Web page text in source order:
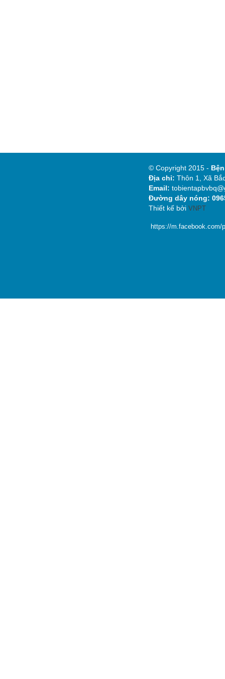
© Copyright 2015 -
Địa chỉ: Thôn 1, Xã
Email:
Đường dây nóng:
Thiết kế bởi VNPT
https://m.facebook.com/